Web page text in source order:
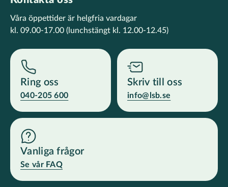
Våra öppettider är helgfria vardagar
kl. 09.00-17.00 (lunchstängt kl. 12.00-12.45)
Ring oss
040-205 600
Skriv till oss
info@lsb.se
Vanliga frågor
Se vår FAQ